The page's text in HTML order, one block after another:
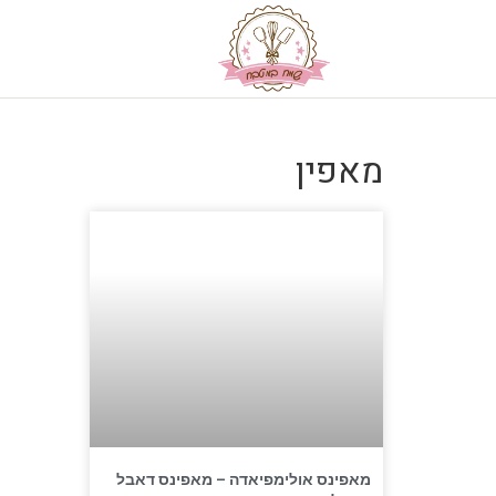
מאפין
מאפינס אולימפיאדה – מאפינס דאבל